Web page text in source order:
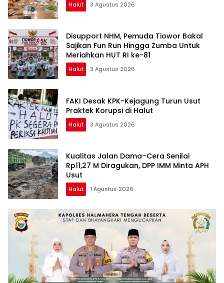
Halut 3 Agustus 2026
Disupport NHM, Pemuda Tiowor Bakal
Sajikan Fun Run Hingga Zumba Untuk
Meriahkan HUT RI ke-81
Halut 3 Agustus 2026
FAKI Desak KPK-Kejagung Turun Usut
Praktek Korupsi di Halut
Halut 3 Agustus 2026
Kualitas Jalan Dama–Cera Senilai
Rp11,27 M Diragukan, DPP IMM Minta APH
Usut
Halut 1 Agustus 2026